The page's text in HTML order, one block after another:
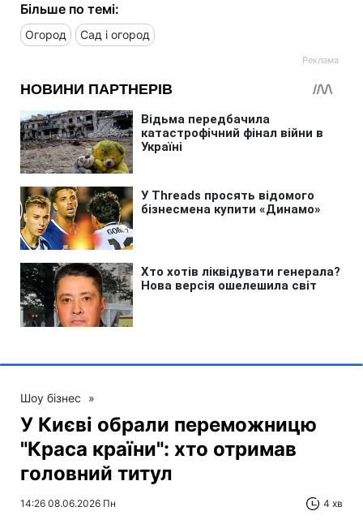
Більше по темі:
Огород Сад і огород
Шоу бізнес »
У Києві обрали переможницю
"Краса країни": хто отримав
головний титул
14:26 08.06.2026 Пн 4 хв